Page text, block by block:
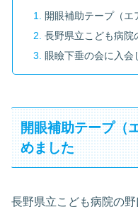
開眼補助テープ（エ
長野県立こども病院
眼瞼下垂の会に入会
開眼補助テープ（
めました
長野県立こども病院の